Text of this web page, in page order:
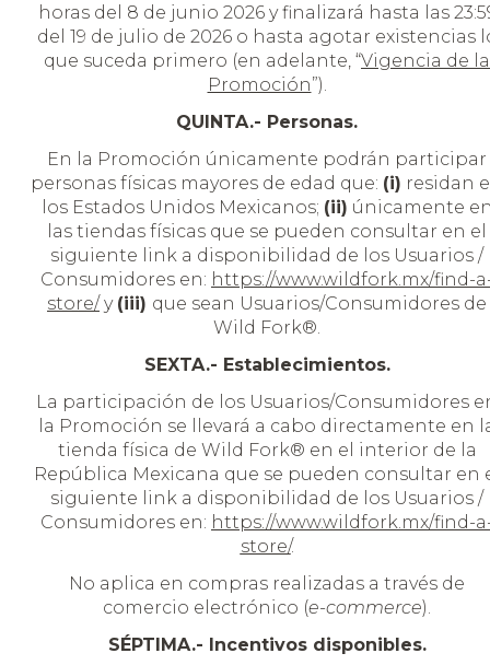
horas del 8 de junio 2026 y finalizará hasta las
del 19 de julio de 2026 o hasta agotar existencias
que suceda primero (en adelante, “Vigencia de la
Promoción”).
QUINTA.- Personas.
En la Promoción únicamente podrán participar
personas físicas mayores de edad que: (i) residan
los Estados Unidos Mexicanos; (ii) únicamente
las tiendas físicas que se pueden consultar en el
siguiente link a disponibilidad de los Usuarios /
Consumidores en: https://www.wildfork.mx/find-
store/y (iii) que sean Usuarios/Consumidores de
Wild Fork®.
SEXTA.- Establecimientos.
La participación de los Usuarios/Consumidores
la Promoción se llevará a cabo directamente en
tienda física de Wild Fork® en el interior de la
República Mexicana que se pueden consultar en
siguiente link a disponibilidad de los Usuarios /
Consumidores en: https://www.wildfork.mx/find-
store/.
No aplica en compras realizadas a través de
comercio electrónico (e-commerce).
SÉPTIMA.- Incentivos disponibles.